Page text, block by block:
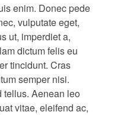
enim. Donec pede
vulputate eget,
ut, imperdiet a,
dictum felis eu
tincidunt. Cras
semper nisi.
tellus. Aenean leo
vitae, eleifend ac,